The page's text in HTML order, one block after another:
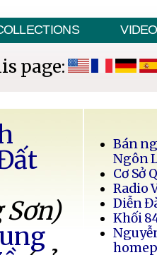
VIDEO
page:
Bán
Ngôn
Cơ Sở
Radio
Diễn
Khối